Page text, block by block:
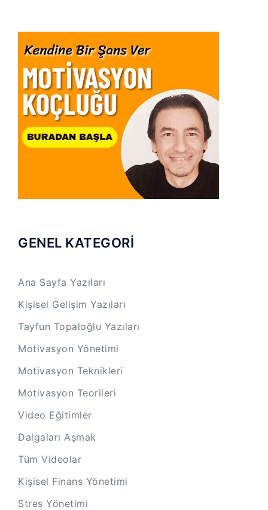
GENEL KATEGORİ
Ana Sayfa Yazıları
Kişisel Gelişim Yazıları
Tayfun Topaloğlu Yazıları
Motivasyon Yönetimi
Motivasyon Teknikleri
Motivasyon Teorileri
Video Eğitimler
Dalgaları Aşmak
Tüm Videolar
Kişisel Finans Yönetimi
Stres Yönetimi